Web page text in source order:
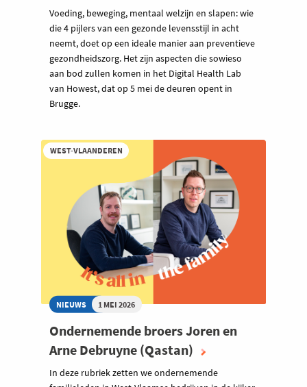
Voeding, beweging, mentaal welzijn en slapen: wie
die 4 pijlers van een gezonde levensstijl in acht
neemt, doet op een ideale manier aan preventieve
gezondheidszorg. Het zijn aspecten die sowieso
aan bod zullen komen in het Digital Health Lab
van Howest, dat op 5 mei de deuren opent in
Brugge.
WEST-VLAANDEREN
NIEUWS 1 MEI 2026
Ondernemende broers Joren en
Arne Debruyne (Qastan)
In deze rubriek zetten we ondernemende